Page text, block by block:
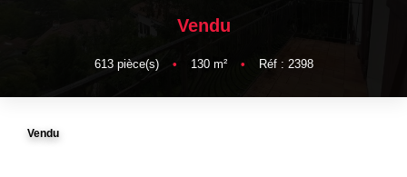
Estimation
Vendu
613pièce(s) • 130m² • Réf : 2398
Vendu